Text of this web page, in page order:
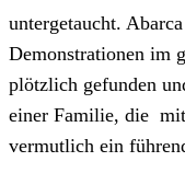
untergetaucht.
Demonstrationen im
plötzlich gefunden
einer Familie, die
vermutlich ein